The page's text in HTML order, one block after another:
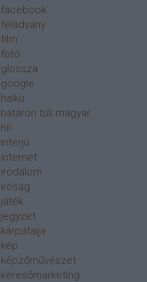
facebook
feladvány
film
fotó
glossza
google
haiku
határon túli magyar
hír
interjú
internet
irodalom
íróság
játék
jegyzet
kárpátalja
kép
képzőművészet
keresőmarketing